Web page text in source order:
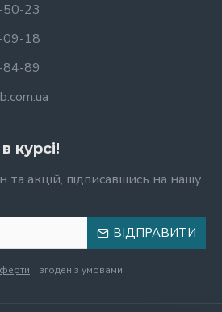
23
09-18
89
курсі!
та акцій, підписавшись на нашу
ВІДПРАВИТИ
і згоден з умовами